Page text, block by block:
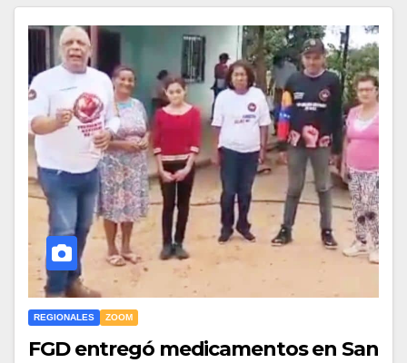
REGIONALES ZOOM
FGD entregó medicamentos en San